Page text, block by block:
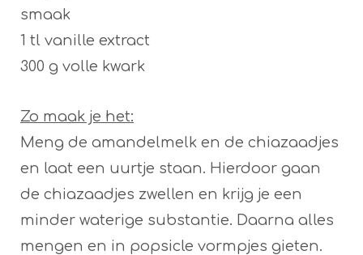
smaak
1 tl vanille extract
300 g volle kwark
Zo maak je het:
Meng de amandelmelk en de chiazaadjes
en laat een uurtje staan. Hierdoor gaan
de chiazaadjes zwellen en krijg je een
minder waterige substantie. Daarna alles
mengen en in popsicle vormpjes gieten.